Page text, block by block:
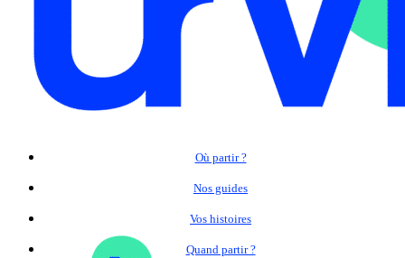
Où partir ?
Nos guides
Vos histoires
Quand partir ?